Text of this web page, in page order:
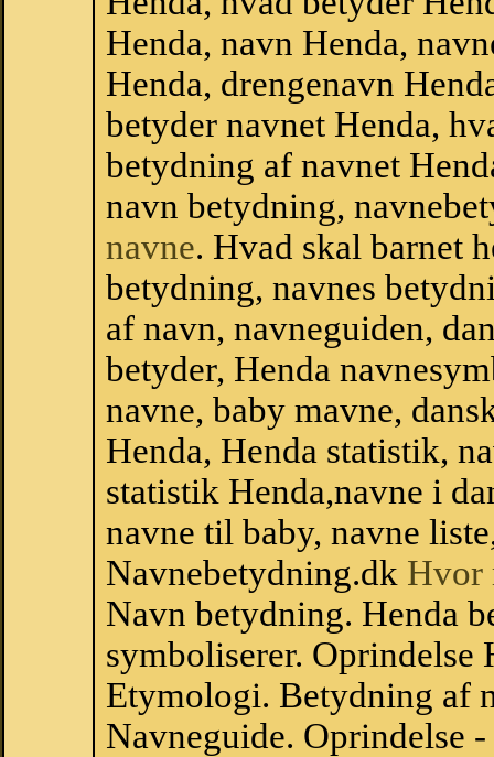
Henda, navn Henda,
Henda, drengenavn
betyder navnet Henda,
betydning af navnet
navn betydning,
navne. Hvad skal barnet
betydning, navnes
af navn, navneguiden,
betyder, Henda
navne, baby mavne,
Henda, Henda statistik,
statistik Henda,navne i
navne til baby, navne
Navnebetydning.dk Hvor
Navn betydning. Henda
symboliserer. Oprindelse
Etymologi. Betydning af
Navneguide. Oprindelse